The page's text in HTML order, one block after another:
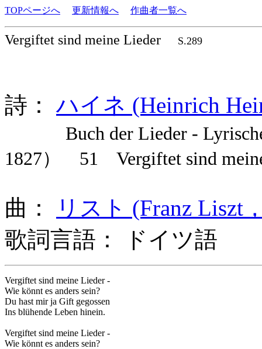
TOPページへ 更新情報へ 作曲者一覧へ
Vergiftet sind meine Lieder S.289
詩：ハイネ (Heinrich
Buch der Lieder -
1827） 51 Vergiftet sind
曲：
リスト (Franz Liszt
歌詞言語： ドイツ語
Vergiftet sind meine Lieder -
Wie könnt es anders sein?
Du hast mir ja Gift gegossen
Ins blühende Leben hinein.
Vergiftet sind meine Lieder -
Wie könnt es anders sein?